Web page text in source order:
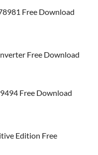
Free Download
Free Download
Free Download
Edition Free